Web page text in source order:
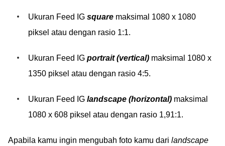
Ukuran Feed IG square maksimal 1080 x 1080
piksel atau dengan rasio 1:1.
Ukuran Feed IG portrait (vertical) maksimal 1080 x
1350 piksel atau dengan rasio 4:5.
Ukuran Feed IG landscape (horizontal) maksimal
1080 x 608 piksel atau dengan rasio 1,91:1.
Apabila kamu ingin mengubah foto kamu dari landscape